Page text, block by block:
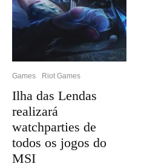
Games Riot Games
Ilha das Lendas
realizará
watchparties de
todos os jogos do
MSI